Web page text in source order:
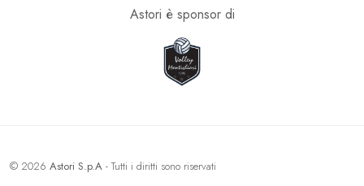
Astori è sponsor di
© 2026 Astori S.p.A - Tutti i diritti sono riservati